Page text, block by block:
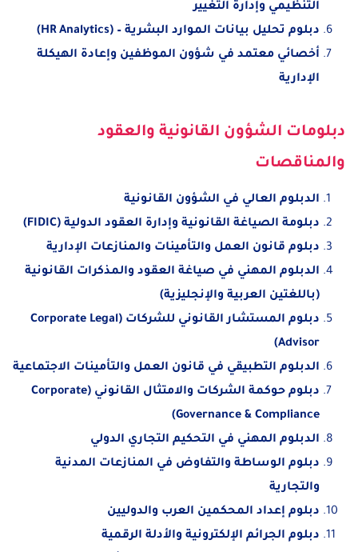
التنظيمي وإدارة التغيير
دبلوم تحليل بيانات الموارد البشرية – (HR Analytics)
أخصائي معتمد في شؤون الموظفين وإعادة الهيكلة
الإدارية
دبلومات الشؤون القانونية والعقود
والمناقصات
الدبلوم العالي في الشؤون القانونية
دبلومة الصياغة القانونية وإدارة العقود الدولية (FIDIC)
دبلوم قانون العمل والتأمينات والمنازعات الإدارية
الدبلوم المهني في صياغة العقود والمذكرات القانونية
(باللغتين العربية والإنجليزية)
دبلوم المستشار القانوني للشركات (Corporate Legal
Advisor)
الدبلوم التطبيقي في قانون العمل والتأمينات الاجتماعية
دبلوم حوكمة الشركات والامتثال القانوني (Corporate
Governance & Compliance)
الدبلوم المهني في التحكيم التجاري الدولي
دبلوم الوساطة والتفاوض في المنازعات المدنية
والتجارية
دبلوم إعداد المحكمين العرب والدوليين
دبلوم الجرائم الإلكترونية والأدلة الرقمية